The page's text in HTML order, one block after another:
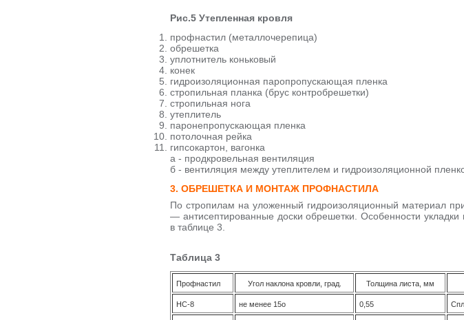
Рис.5 Утепленная кровля
профнастил (металлочерепица)
обрешетка
уплотнитель коньковый
конек
гидроизоляционная паропропускающая пленка
стропильная планка (брус контробрешетки)
стропильная нога
утеплитель
паронепропускающая пленка
потолочная рейка
гипсокартон, вагонка
а - продкровельная вентиляция
б - вентиляция между утеплителем и гидроизоляционной
3. ОБРЕШЕТКА И МОНТАЖ ПРОФНАСТИЛА
По стропилам на уложенный гидроизоляционный материал
— антисептированные доски обрешетки. Особенности
в таблице 3.
Таблица 3
Профнастил Угол наклона кровли, град. Толщина листа, мм
НС-8 не менее 15о 0,55